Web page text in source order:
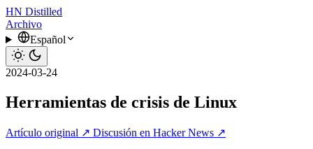
HN Distilled
Archivo
Español
2024-03-24
Herramientas de crisis de Linux
Artículo original ↗ Discusión en Hacker News ↗